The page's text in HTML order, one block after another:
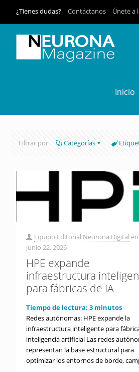
¿Tienes dudas? Contáctanos Únete a
Inicio
Filtrar por Categorías
Equipo Editorial Neurona Digital en
junio 22, 2026
HPE expande
infraestructura
para fábricas de IA
Tiempo de lectura: 3 minutos
Redes autónomas: HPE expande la
infraestructura inteligente para
inteligencia artificial Las redes
representan la base estructural para
optimizar los entornos de borde,